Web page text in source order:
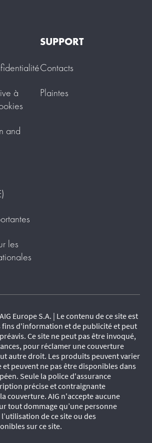
à
and
les
SUPPORT
Contacts
Plaintes
Europe S.A. | Le contenu de ce site est
fins d'information et de publicité et peut
Ce site ne peut pas être invoqué,
pour réclamer une couverture
autre droit. Les produits peuvent varier
peuvent ne pas être disponibles dans
Seule la police d'assurance
précise et contraignante
couverture. AIG n'accepte aucune
tout dommage qu’une personne
de ce site ou des
sur ce site.